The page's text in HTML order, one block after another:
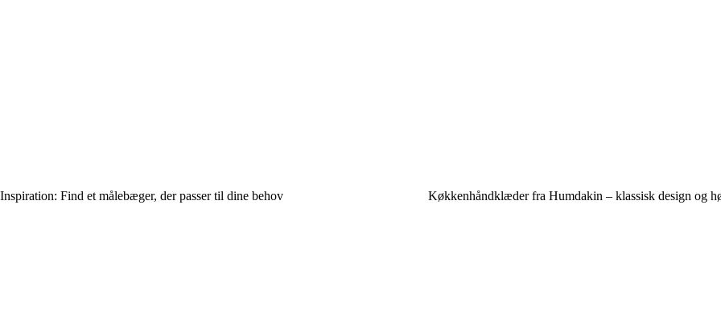
Inspiration: Find et målebæger, der passer til dine behov Køkkenhåndklæder fra Humdakin – klassisk design og